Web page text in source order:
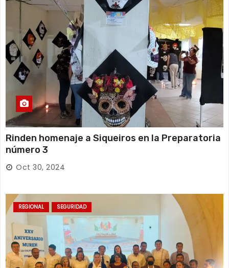
Rinden homenaje a Siqueiros en la Preparatoria
número 3
Oct 30, 2024
REGIONAL SEGURIDAD